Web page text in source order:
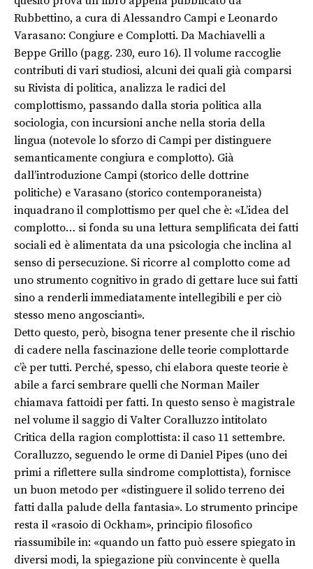
Rubbettino, a cura di Alessandro Campi e Leonardo
Varasano: Congiure e Complotti. Da Machiavelli a
Beppe Grillo (pagg. 230, euro 16). Il volume raccoglie
contributi di vari studiosi, alcuni dei quali già comparsi
su Rivista di politica, analizza le radici del
complottismo, passando dalla storia politica alla
sociologia, con incursioni anche nella storia della
lingua (notevole lo sforzo di Campi per distinguere
semanticamente congiura e complotto). Già
dall’introduzione Campi (storico delle dottrine
politiche) e Varasano (storico contemporaneista)
inquadrano il complottismo per quel che è: «L’idea del
complotto… si fonda su una lettura semplificata dei fatti
sociali ed è alimentata da una psicologia che inclina al
senso di persecuzione. Si ricorre al complotto come ad
uno strumento cognitivo in grado di gettare luce sui fatti
sino a renderli immediatamente intellegibili e per ciò
stesso meno angoscianti».
Detto questo, però, bisogna tener presente che il rischio
di cadere nella fascinazione delle teorie complottarde
c’è per tutti. Perché, spesso, chi elabora queste teorie è
abile a farci sembrare quelli che Norman Mailer
chiamava fattoidi per fatti. In questo senso è magistrale
nel volume il saggio di Valter Coralluzzo intitolato
Critica della ragion complottista: il caso 11 settembre.
Coralluzzo, seguendo le orme di Daniel Pipes (uno dei
primi a riflettere sulla sindrome complottista), fornisce
un buon metodo per «distinguere il solido terreno dei
fatti dalla palude della fantasia». Lo strumento principe
resta il «rasoio di Ockham», principio filosofico
riassumibile in: «quando un fatto può essere spiegato in
diversi modi, la spiegazione più convincente è quella